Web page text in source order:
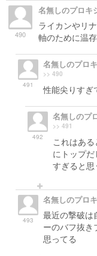
490
名無しのプロキ
ライカンやリ
軸のために温
491
名無しのプロ
>> 490
性能尖りすぎ
492
名無しのプ
>> 491
これはあ
にトップ
すぎると思
493
名無しのプロ
最近の撃破は
ーのバフ抜き
思ってる